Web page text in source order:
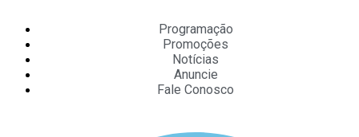
Programação
Promoções
Notícias
Anuncie
Fale Conosco